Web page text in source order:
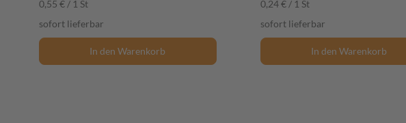
0,55 € / 1 St
sofort lieferbar
In den Warenkorb
0,24 € / 1 St
sofort lieferbar
In den Warenkorb